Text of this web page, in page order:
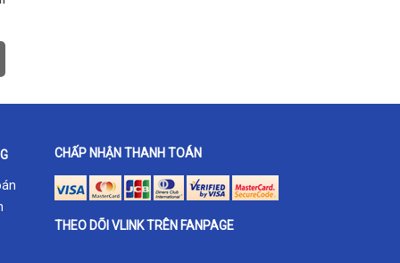
CHẤP NHẬN THANH TOÁN
THEO DÕI VLINK TRÊN FANPAGE